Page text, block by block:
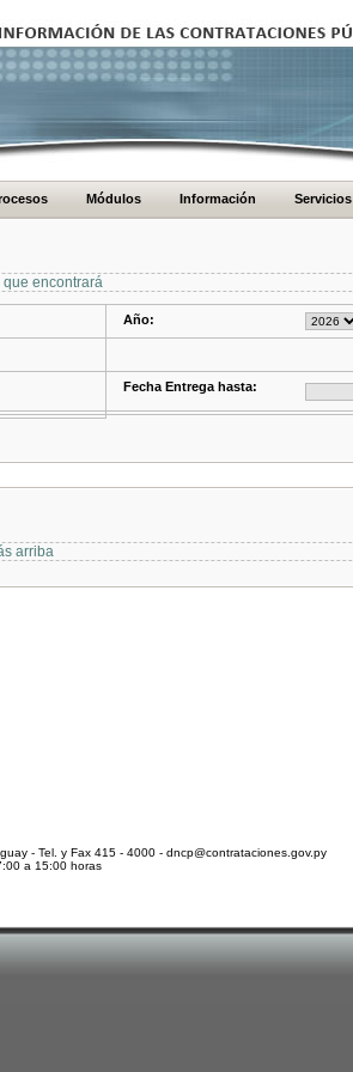
Módulos Información Servicios
que encontrará
Año:
Fecha Entrega hasta:
arriba
- Tel. y Fax 415 - 4000 - dncp@contrataciones.gov.py
a 15:00 horas